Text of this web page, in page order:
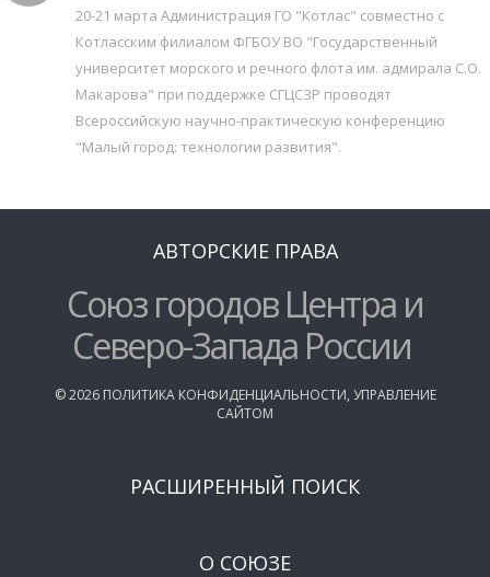
20-21 марта Администрация ГО "Котлас" совместно с
Котласским филиалом ФГБОУ ВО "Государственный
университет морского и речного флота им. адмирала С.О.
Макарова" при поддержке СГЦСЗР проводят
Всероссийскую научно-практическую конференцию
"Малый город: технологии развития".
АВТОРСКИЕ ПРАВА
Союз городов Центра и
Северо-Запада России
©2026 ПОЛИТИКА КОНФИДЕНЦИАЛЬНОСТИ, УПРАВЛЕНИЕ
САЙТОМ
РАСШИРЕННЫЙ ПОИСК
О СОЮЗЕ